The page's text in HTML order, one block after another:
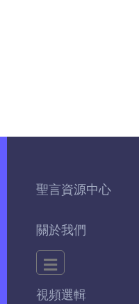
聖言資源中心
關於我們
視頻選輯